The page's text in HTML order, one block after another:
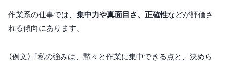
作業系の仕事では、 集中力や真面目さ、正確性などが評価さ
れる傾向にあります。
（例文） 「私の強みは、黙々と作業に集中できる点と、決めら